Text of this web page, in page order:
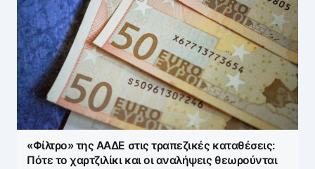
«Φίλτρο» της ΑΑΔΕ στις τραπεζικές καταθέσεις:
Πότε το χαρτζιλίκι και οι αναλήψεις θεωρούνται